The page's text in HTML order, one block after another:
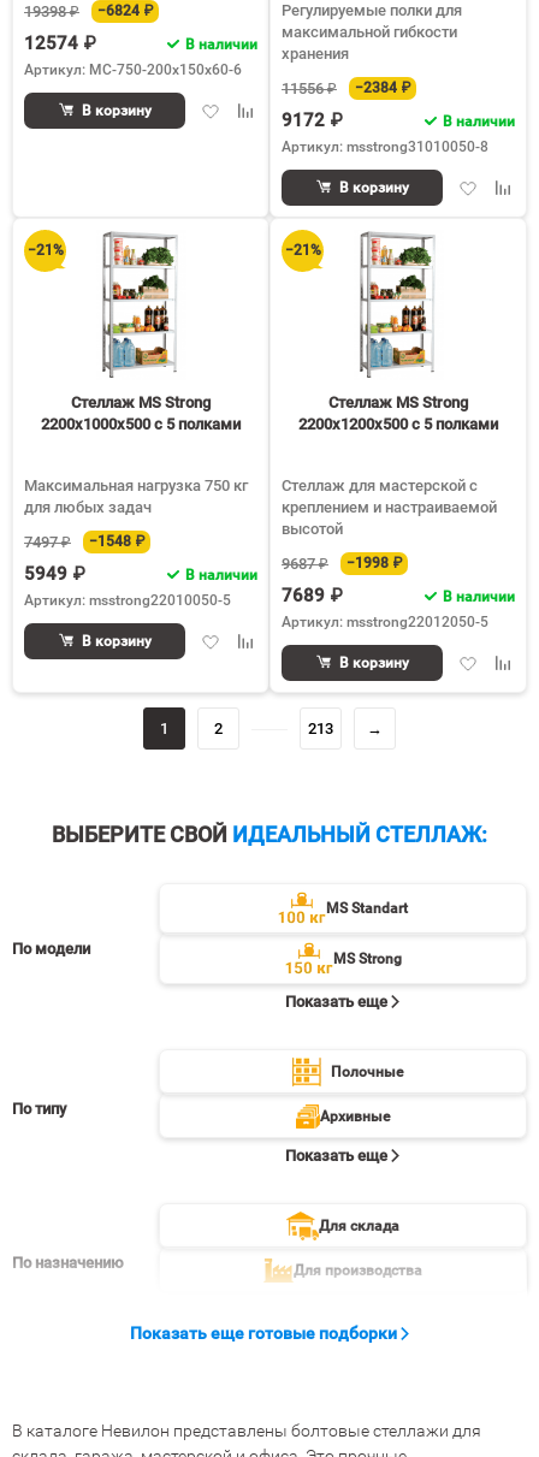
19398 ₽ −6824 ₽
12574 ₽
В наличии
Артикул: МС-750-200х150х60-6
ДобавитьДобавить
сравнению
В корзину
Регулируемые полки для
максимальной гибкости
хранения
11556 ₽
−2384 ₽
9172 ₽
В наличии
Артикул: msstrong31010050-8
Добавить
В корзину
−21%
Стеллаж MS Strong
2200х1000х500 c 5 полками
Максимальная нагрузка 750 кг
для любых задач
7497 ₽
−1548 ₽
5949 ₽
В наличии
Артикул: msstrong22010050-5
Добавить
избранное
Добавить
сравнению
В корзину
−21%
Стеллаж MS Strong
2200х1200х500 c 5 полками
Стеллаж для мастерской с
креплением и настраиваемой
высотой
9687 ₽
−1998 ₽
7689 ₽
В наличии
Артикул: msstrong22012050-5
Добавить
В корзину
1 2 213 →
ВЫБЕРИТЕ СВОЙ ИДЕАЛЬНЫЙ СТЕЛЛАЖ:
По модели
MS Standart
MS Strong
Показать еще
По типу
Полочные
Архивные
Показать еще
По назначению
Для склада
Для производства
Показать еще готовые подборки
В каталоге Невилон представлены болтовые стеллажи для